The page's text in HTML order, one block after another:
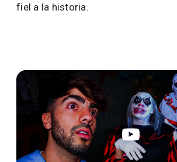
fiel a la historia.